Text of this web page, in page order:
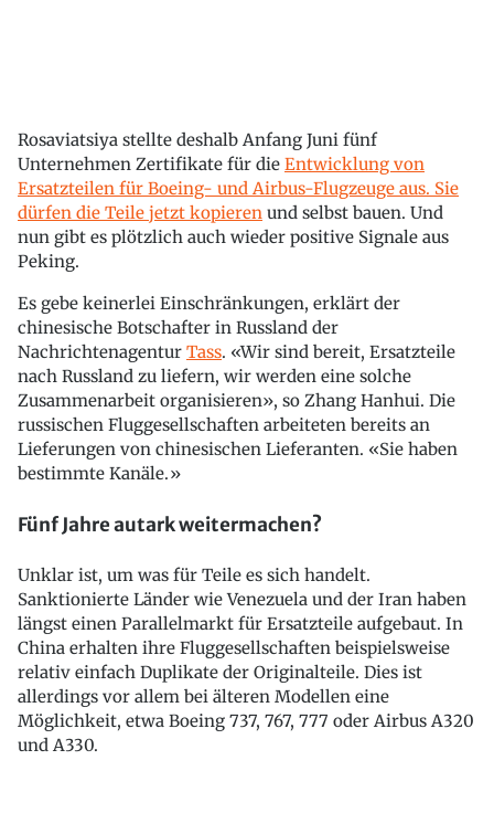
Rosaviatsiya stellte deshalb Anfang Juni fünf
Unternehmen Zertifikate für die Entwicklung von
Ersatzteilen für Boeing- und Airbus-Flugzeuge aus. Sie
dürfen die Teile jetzt kopieren und selbst bauen. Und
nun gibt es plötzlich auch wieder positive Signale aus
Peking.
Es gebe keinerlei Einschränkungen, erklärt der
chinesische Botschafter in Russland der
Nachrichtenagentur Tass. «Wir sind bereit, Ersatzteile
nach Russland zu liefern, wir werden eine solche
Zusammenarbeit organisieren», so Zhang Hanhui. Die
russischen Fluggesellschaften arbeiteten bereits an
Lieferungen von chinesischen Lieferanten. «Sie haben
bestimmte Kanäle.»
Fünf Jahre autark weitermachen?
Unklar ist, um was für Teile es sich handelt.
Sanktionierte Länder wie Venezuela und der Iran haben
längst einen Parallelmarkt für Ersatzteile aufgebaut. In
China erhalten ihre Fluggesellschaften beispielsweise
relativ einfach Duplikate der Originalteile. Dies ist
allerdings vor allem bei älteren Modellen eine
Möglichkeit, etwa Boeing 737, 767, 777 oder Airbus A320
und A330.